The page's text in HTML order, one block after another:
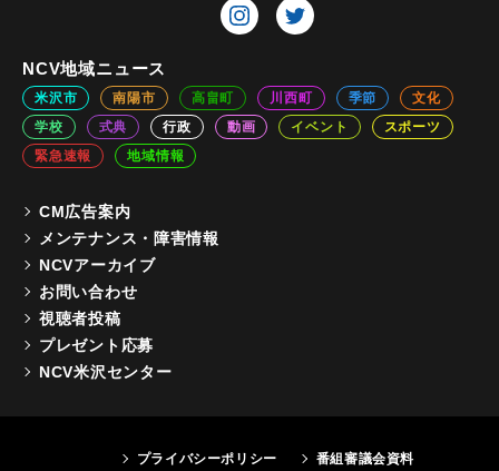
NCV地域ニュース
米沢市 南陽市 高畠町 川西町 季節
文化
学校
式典 行政 動画 イベント
スポーツ
緊急速報
地域情報
CM広告案内
メンテナンス・障害情報
NCVアーカイブ
お問い合わせ
視聴者投稿
プレゼント応募
NCV米沢センター
プライバシーポリシー 番組審議会資料